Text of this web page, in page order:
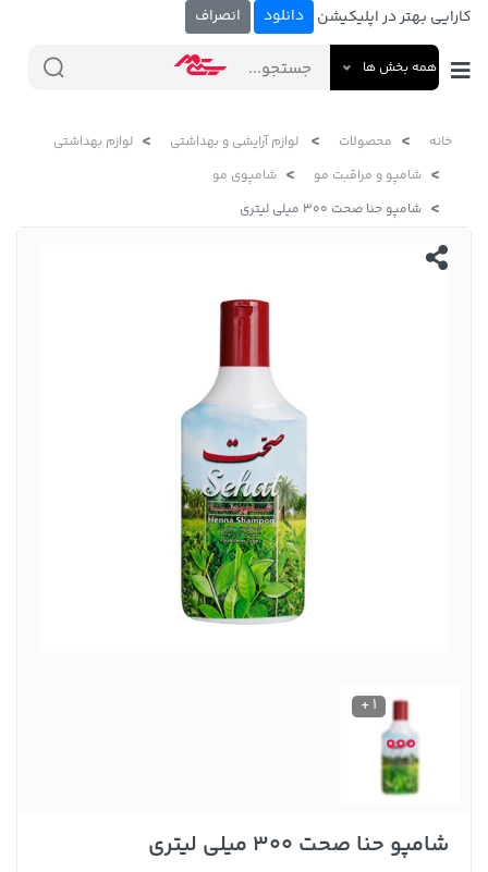
کارایی بهتر در اپلیکیشن دانلود انصراف
همه بخش ها
خانه محصولات لوازم آرایشی و بهداشتی
لوازم بهداشتی
شامپو و مراقبت مو
شامپوی مو
شامپو حنا صحت 300 میلی لیتری
1 +
شامپو حنا صحت 300 میلی لیتری